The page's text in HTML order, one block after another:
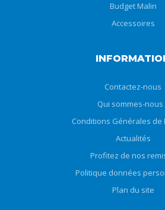
Budget Malin
Accessoires
Contactez-nous
Qui sommes-nous
Conditions Générales de
Actualités
Profitez de nos
Politique données
Plan du site